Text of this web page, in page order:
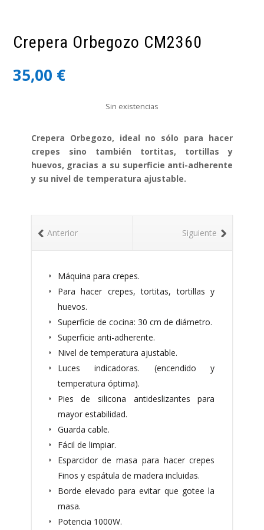
Crepera Orbegozo CM2360
35,00 €
Sin existencias
Crepera Orbegozo, ideal no sólo para hacer
crepes sino también tortitas, tortillas y
huevos, gracias a su superficie anti-adherente
y su nivel de temperatura ajustable.
Siguiente
Anterior
Máquina para crepes.
Para hacer crepes, tortitas, tortillas y
huevos.
Superficie de cocina: 30 cm de diámetro.
Superficie anti-adherente.
Nivel de temperatura ajustable.
Luces indicadoras. (encendido y
temperatura óptima).
Pies de silicona antideslizantes para
mayor estabilidad.
Guarda cable.
Fácil de limpiar.
Esparcidor de masa para hacer crepes
Finos y espátula de madera incluidas.
Borde elevado para evitar que gotee la
masa.
Potencia 1000W.